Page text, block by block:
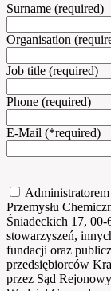
Surname (required)
Organisation
Job title (required)
Phone (required)
E-Mail (*required)
Przemysłu
Śniadeckich 17, 00-
stowarzyszeń,
fundacji oraz
przedsiębiorców
przez Sąd